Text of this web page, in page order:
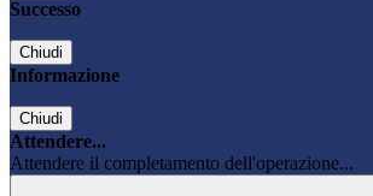
Successo
Chiudi
Informazione
Chiudi
Attendere...
Attendere il completamento dell'operazione...